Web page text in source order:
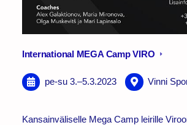
International MEGA Camp VIRO
pe-su 3.–5.3.2023 Vinni
Kansainväliselle Mega Camp leirille